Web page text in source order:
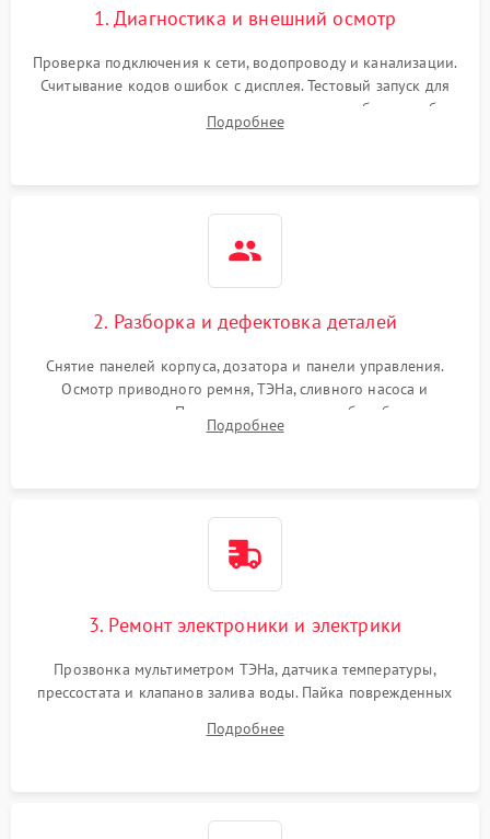
1. Диагностика и внешний осмотр
Проверка подключения к сети, водопроводу и канализации.
Считывание кодов ошибок с дисплея. Тестовый запуск для
выявления посторонних шумов, протечек или сбоев в работе
электронного модуля управления.
Подробнее
2. Разборка и дефектовка деталей
Снятие панелей корпуса, дозатора и панели управления.
Осмотр приводного ремня, ТЭНа, сливного насоса и
амортизаторов. Проверка подшипников барабана и
крестовины на износ, а манжеты люка на разрывы.
Подробнее
3. Ремонт электроники и электрики
Прозвонка мультиметром ТЭНа, датчика температуры,
прессостата и клапанов залива воды. Пайка поврежденных
Восстановление целостности проводки и контактов.
Подробнее